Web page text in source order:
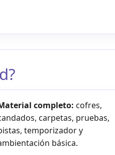
completo: cofres,
carpetas, pruebas,
temporizador y
básica.